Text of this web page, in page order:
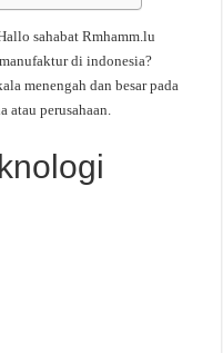
sahabat Rmhamm.lu
di indonesia?
menengah dan besar pada
atau perusahaan.